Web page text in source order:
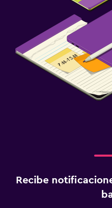
Recibe